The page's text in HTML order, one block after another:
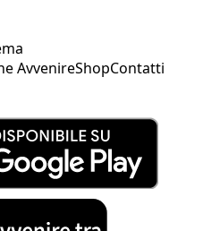
AvvenireShopContatti